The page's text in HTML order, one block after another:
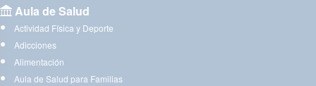
Aula de Salud
Actividad Física y Deporte
Adicciones
Alimentación
Aula de Salud para Familias